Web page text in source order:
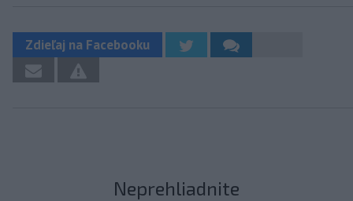
Zdieľaj na Facebooku
Neprehliadnite